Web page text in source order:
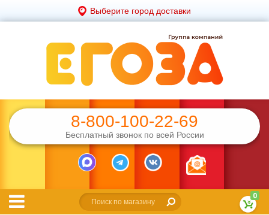
Выберите город доставки
8-800-100-22-69
Бесплатный звонок по всей России
0